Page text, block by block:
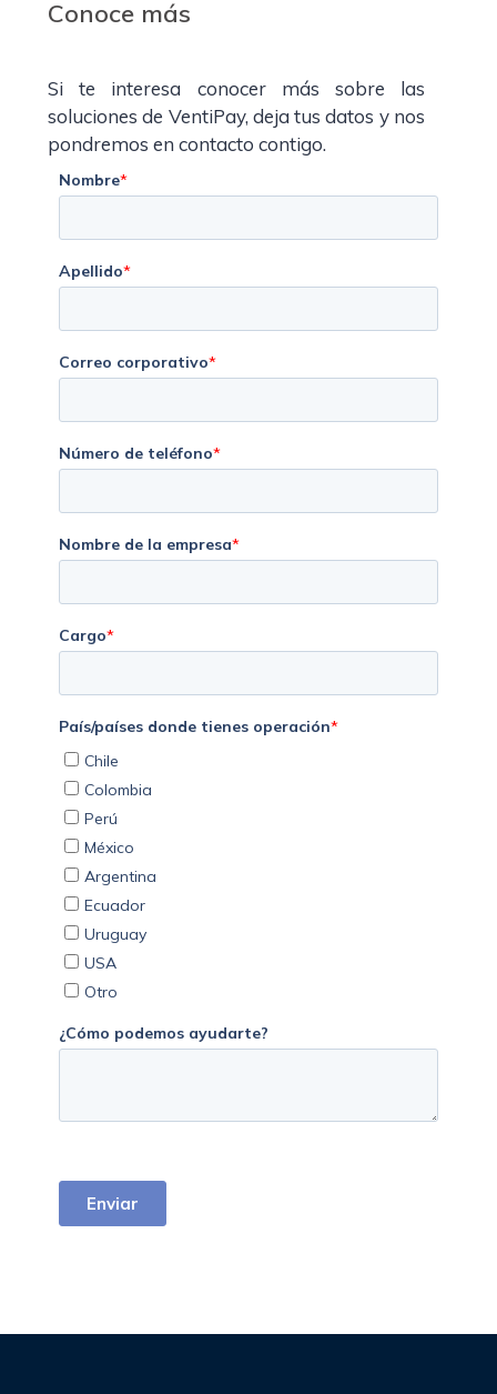
Conoce más
Si te interesa conocer más sobre las
soluciones de VentiPay, deja tus datos y nos
pondremos en contacto contigo.